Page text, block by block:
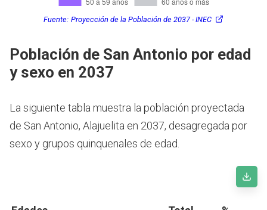
Fuente: Proyección de la Población de 2037 - INEC
Población de San Antonio por edad
y sexo en 2037
La siguiente tabla muestra la población proyectada
de San Antonio, Alajuelita en 2037, desagregada por
sexo y grupos quinquenales de edad.